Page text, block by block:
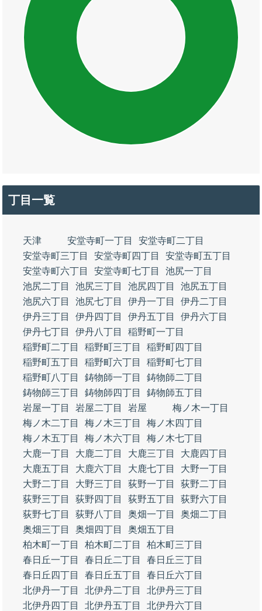
丁目一覧
天津 安堂寺町一丁目
安堂寺町二丁目
安堂寺町三丁目
安堂寺町四丁目
安堂寺町五丁目
安堂寺町六丁目
安堂寺町七丁目
池尻一丁目
池尻二丁目
池尻三丁目 池尻四丁目
池尻五丁目
池尻六丁目
池尻七丁目 伊丹一丁目
伊丹二丁目
伊丹三丁目
伊丹四丁目 伊丹五丁目
伊丹六丁目
伊丹七丁目
伊丹八丁目
稲野町一丁目
稲野町二丁目
稲野町三丁目
稲野町四丁目
稲野町五丁目
稲野町六丁目
稲野町七丁目
稲野町八丁目
鋳物師一丁目
鋳物師二丁目
鋳物師三丁目
鋳物師四丁目
鋳物師五丁目
岩屋一丁目
岩屋二丁目 岩屋
梅ノ木一丁目
梅ノ木二丁目
梅ノ木三丁目
梅ノ木四丁目
梅ノ木五丁目
梅ノ木六丁目
梅ノ木七丁目
大鹿一丁目
大鹿二丁目 大鹿三丁目
大鹿四丁目
大鹿五丁目
大鹿六丁目 大鹿七丁目
大野一丁目
大野二丁目
大野三丁目 荻野一丁目
荻野二丁目
荻野三丁目
荻野四丁目 荻野五丁目
荻野六丁目
荻野七丁目
荻野八丁目 奥畑一丁目
奥畑二丁目
奥畑三丁目
奥畑四丁目
奥畑五丁目
柏木町一丁目
柏木町二丁目
柏木町三丁目
春日丘一丁目
春日丘二丁目
春日丘三丁目
春日丘四丁目
春日丘五丁目
春日丘六丁目
北伊丹一丁目
北伊丹二丁目
北伊丹三丁目
北伊丹四丁目
北伊丹五丁目 北伊丹六丁目